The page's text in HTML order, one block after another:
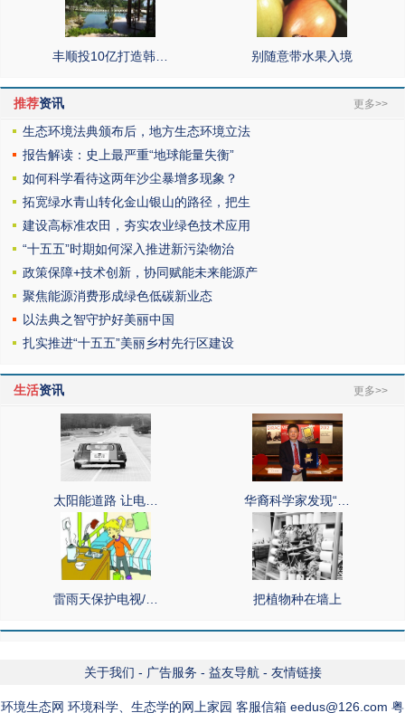
丰顺投10亿打造韩… 别随意带水果入境
推荐资讯 更多>>
生态环境法典颁布后，地方生态环境立法
报告解读：史上最严重“地球能量失衡”
如何科学看待这两年沙尘暴增多现象？
拓宽绿水青山转化金山银山的路径，把生
建设高标准农田，夯实农业绿色技术应用
“十五五”时期如何深入推进新污染物治
政策保障+技术创新，协同赋能未来能源产
聚焦能源消费形成绿色低碳新业态
以法典之智守护好美丽中国
扎实推进“十五五”美丽乡村先行区建设
生活资讯 更多>>
太阳能道路 让电… 华裔科学家发现“…
雷雨天保护电视/… 把植物种在墙上
关于我们 - 广告服务 - 益友导航 - 友情链接
环境生态网 环境科学、生态学的网上家园 客服信箱 eedus@126.com 粤